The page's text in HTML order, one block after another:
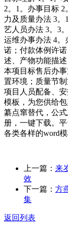
2。1。办事目标
力及质量办法 3
艺人员办法 3。3
运维办事办法 4
诺；付款体例许
述、产物功能描
本项目标售后办
置环境；质量节
项目人员配备、
模板，为您供给
纂点窜替代，公
册，一键下载。
各类各样的word
上一篇： 来
效
下一篇： 方
集
返回列表